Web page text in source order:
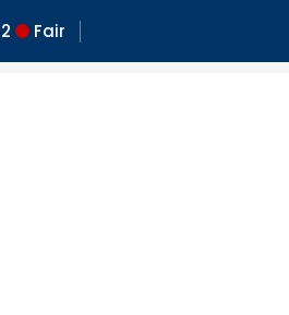
2 Fair